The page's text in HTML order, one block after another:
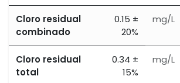
Cloro residual
combinado
0.15 ±
20%
mg/L
Cloro residual
total
0.34 ±
15%
mg/L